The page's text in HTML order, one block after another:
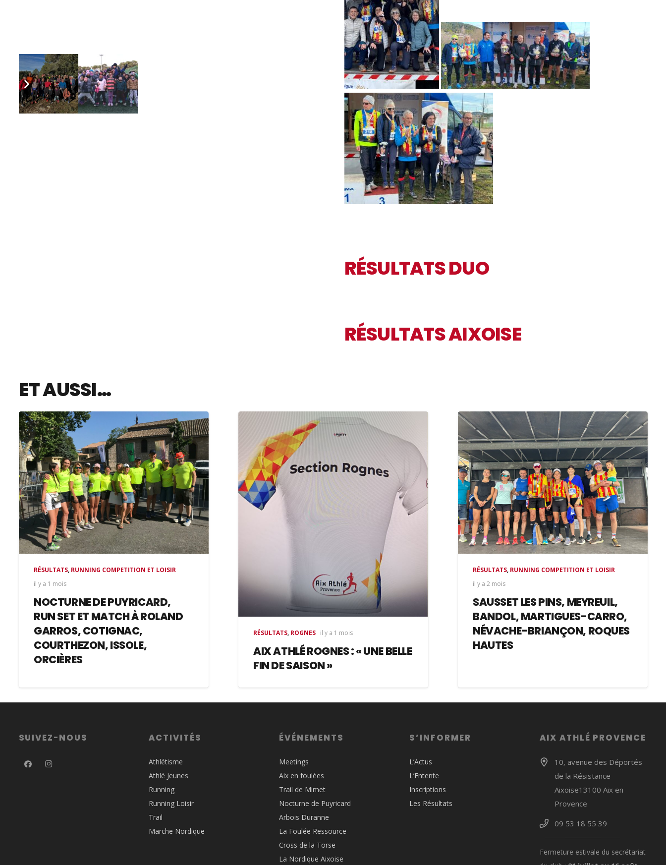
RÉSULTATS DUO
RÉSULTATS AIXOISE
ET AUSSI…
RÉSULTATS, RUNNING COMPETITION ET LOISIR
il y a 1 mois
NOCTURNE DE PUYRICARD,
RUN SET ET MATCH À ROLAND
GARROS, COTIGNAC,
COURTHEZON, ISSOLE,
ORCIÈRES
RÉSULTATS, ROGNES il y a 1 mois
AIX ATHLÉ ROGNES : « UNE BELLE
FIN DE SAISON »
RÉSULTATS, RUNNING COMPETITION ET LOISIR
il y a 2 mois
SAUSSET LES PINS, MEYREUIL,
BANDOL, MARTIGUES-CARRO,
NÉVACHE-BRIANÇON, ROQUES
HAUTES
SUIVEZ-NOUS ACTIVITÉS
Athlétisme
Athlé Jeunes
Running
Running Loisir
Trail
Marche Nordique
ÉVÉNEMENTS
Meetings
Aix en foulées
Trail de Mimet
Nocturne de Puyricard
Arbois Duranne
La Foulée Ressource
Cross de la Torse
La Nordique Aixoise
S’INFORMER
L’Actus
L’Entente
Inscriptions
Les Résultats
AIX ATHLÉ PROVENCE
10, avenue des Déportés
de la Résistance
Aixoise13100 Aix en
Provence
09 53 18 55 39
Fermeture estivale du secrétariat